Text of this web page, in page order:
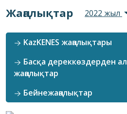
Жаңалықтар 2022 жыл
KazKENES жаңалықтары
Басқа дереккөздерден
жаңалықтар
Бейнежаңалықтар